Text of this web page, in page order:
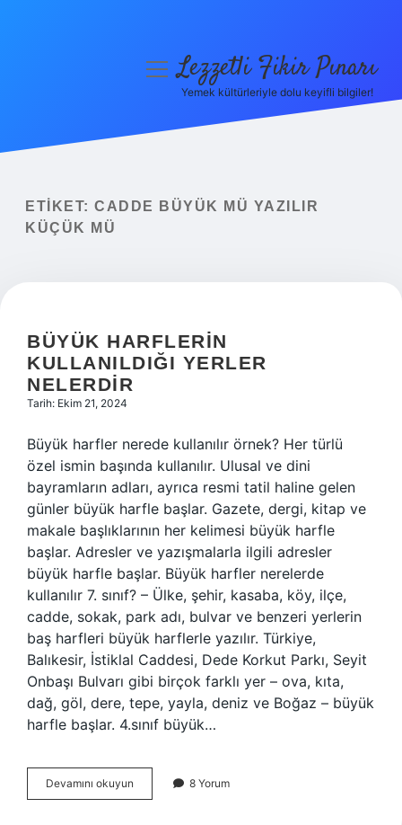
Yasal Uyarı
menüyüLezzetli Fikir Pınarı
Yemek kültürleriyle dolu keyifli bilgiler!
ETIKET: CADDE BÜYÜK MÜ YAZILIR
KÜÇÜK MÜ
BÜYÜK HARFLERIN
KULLANILDIĞI YERLER
NELERDIR
Tarih: Ekim 21, 2024
Büyük harfler nerede kullanılır örnek? Her türlü
özel ismin başında kullanılır. Ulusal ve dini
bayramların adları, ayrıca resmi tatil haline gelen
günler büyük harfle başlar. Gazete, dergi, kitap ve
makale başlıklarının her kelimesi büyük harfle
başlar. Adresler ve yazışmalarla ilgili adresler
büyük harfle başlar. Büyük harfler nerelerde
kullanılır 7. sınıf? – Ülke, şehir, kasaba, köy, ilçe,
cadde, sokak, park adı, bulvar ve benzeri yerlerin
baş harfleri büyük harflerle yazılır. Türkiye,
Balıkesir, İstiklal Caddesi, Dede Korkut Parkı, Seyit
Onbaşı Bulvarı gibi birçok farklı yer – ova, kıta,
dağ, göl, dere, tepe, yayla, deniz ve Boğaz – büyük
harfle başlar. 4.sınıf büyük…
Devamını okuyun
Harflerin
8 Yorum